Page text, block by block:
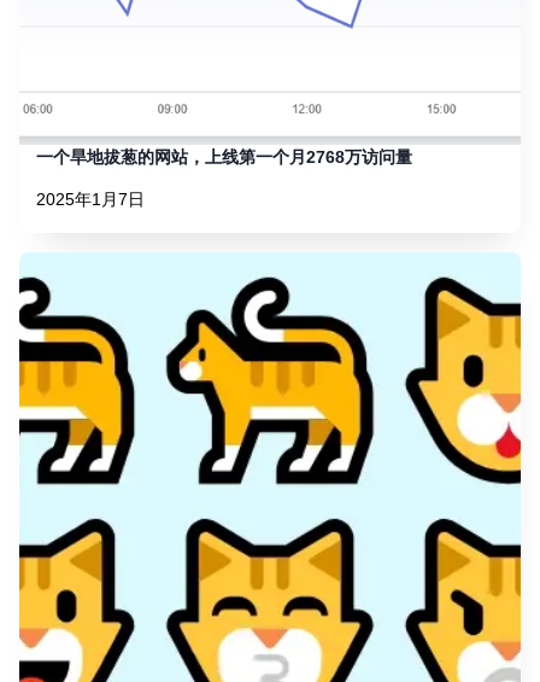
一个旱地拔葱的网站，上线第一个月2768万访问量
2025年1月7日